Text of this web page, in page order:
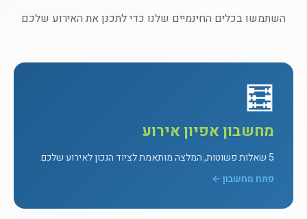
השתמשו בכלים החינמיים שלנו כדי לתכנן את האירוע שלכם
🧮
מחשבון אפיון אירוע
5 שאלות פשוטות, המלצה מותאמת לציוד הנכון לאירוע שלכם.
פתח מחשבון ←